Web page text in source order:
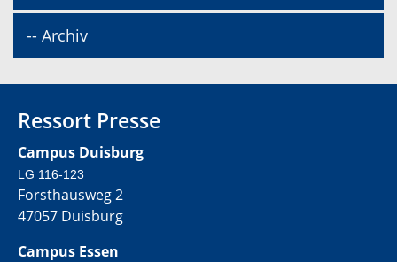
-- Archiv
Ressort Presse
Campus Duisburg
LG 116-123
Forsthausweg 2
47057 Duisburg
Campus Essen